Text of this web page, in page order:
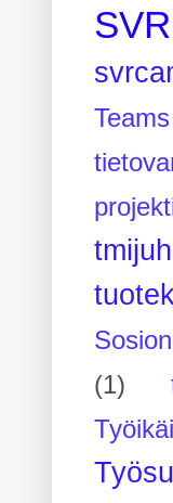
Teams
(1)